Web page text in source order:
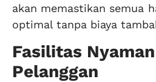
akan memastikan semua
optimal tanpa biaya
Fasilitas
Pelanggan